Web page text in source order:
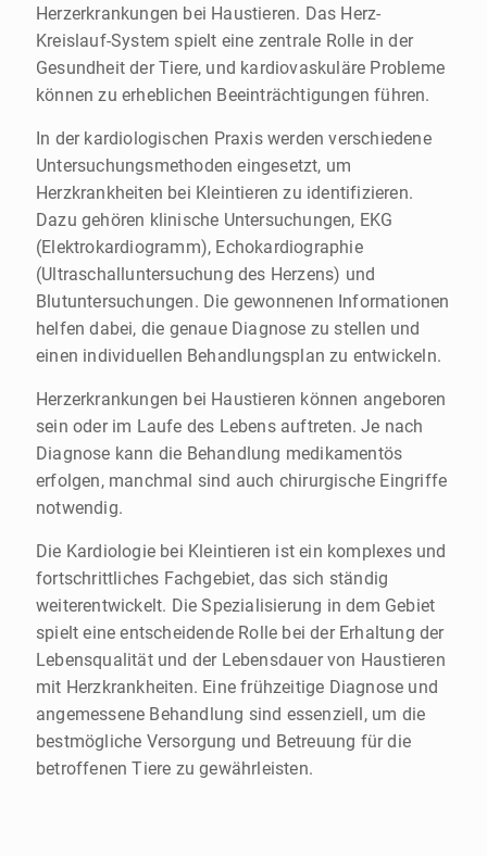
Herzerkrankungen bei Haustieren. Das Herz-
Kreislauf-System spielt eine zentrale Rolle in der
Gesundheit der Tiere, und kardiovaskuläre Probleme
können zu erheblichen Beeinträchtigungen führen.
In der kardiologischen Praxis werden verschiedene
Untersuchungsmethoden eingesetzt, um
Herzkrankheiten bei Kleintieren zu identifizieren.
Dazu gehören klinische Untersuchungen, EKG
(Elektrokardiogramm), Echokardiographie
(Ultraschalluntersuchung des Herzens) und
Blutuntersuchungen. Die gewonnenen Informationen
helfen dabei, die genaue Diagnose zu stellen und
einen individuellen Behandlungsplan zu entwickeln.
Herzerkrankungen bei Haustieren können angeboren
sein oder im Laufe des Lebens auftreten. Je nach
Diagnose kann die Behandlung medikamentös
erfolgen, manchmal sind auch chirurgische Eingriffe
notwendig.
Die Kardiologie bei Kleintieren ist ein komplexes und
fortschrittliches Fachgebiet, das sich ständig
weiterentwickelt. Die Spezialisierung in dem Gebiet
spielt eine entscheidende Rolle bei der Erhaltung der
Lebensqualität und der Lebensdauer von Haustieren
mit Herzkrankheiten. Eine frühzeitige Diagnose und
angemessene Behandlung sind essenziell, um die
bestmögliche Versorgung und Betreuung für die
betroffenen Tiere zu gewährleisten.